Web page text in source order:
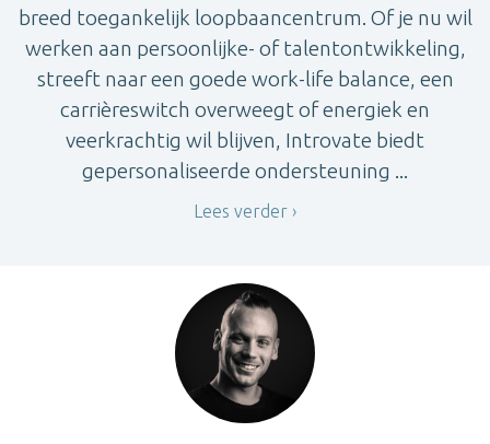
breed toegankelijk loopbaancentrum. Of je nu wil
werken aan persoonlijke- of talentontwikkeling,
streeft naar een goede work-life balance, een
carrièreswitch overweegt of energiek en
veerkrachtig wil blijven, Introvate biedt
gepersonaliseerde ondersteuning ...
Lees verder